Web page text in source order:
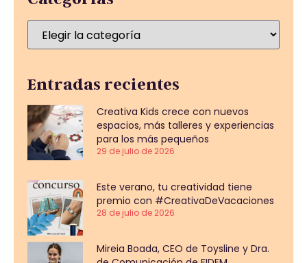
Entradas recientes
Creativa Kids crece con nuevos
espacios, más talleres y experiencias
para los más pequeños
29 de julio de 2026
Este verano, tu creatividad tiene
premio con #CreativaDeVacaciones
28 de julio de 2026
Mireia Boada, CEO de Toysline y Dra.